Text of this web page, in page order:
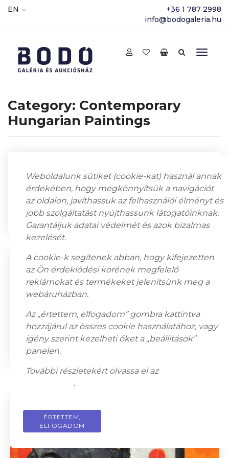
EN
+36 1 787 2998
info@bodogaleria.hu
Category: Contemporary
Hungarian Paintings
László Balogh (Szentendre, 1930 – ): Form, 1995
Weboldalunk sütiket (cookie-kat) használ annak
érdekében, hogy megkönnyítsük a navigációt
az oldalon, javíthassuk az felhasználói élményt és
jobb szolgáltatást nyújthassunk látogatóinknak.
Garantáljuk adatai védelmét és azok bizalmas
kezelését.
A cookie-k segítenek abban, hogy kifejezetten
az Ön érdeklődési körének megfelelő
reklámokat és termékeket jelenítsünk meg a
webáruházban.
Az „értettem, elfogadom” gombra kattintva
hozzájárul az összes cookie használatához, vagy
igény szerint kezelheti őket a „beállítások”
panelen.
További részletekért olvassa el az
.
ÉRTETTEM,
ELFOGADOM